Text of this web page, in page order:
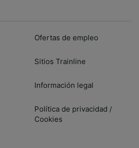
Ofertas de empleo
Sitios Trainline
Información legal
Política de privacidad /
Cookies